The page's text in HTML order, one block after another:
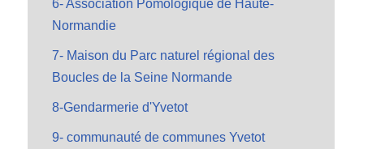
6- Association Pomologique de Haute-
Normandie
7- Maison du Parc naturel régional des
Boucles de la Seine Normande
8-Gendarmerie d'Yvetot
9- communauté de communes Yvetot